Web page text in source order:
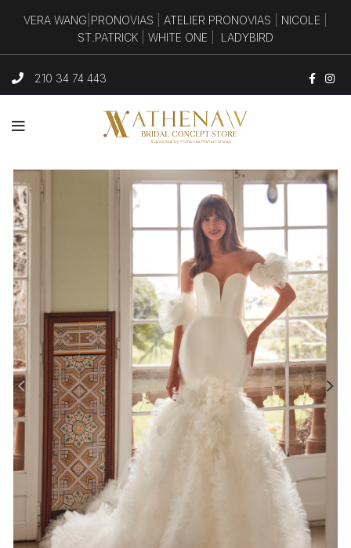
210 34 74 443
VERA WANG PRONOVIAS ATELIER PRONOVIAS NICOLE
ST.PATRICK
WHITE ONE LADYBIRD